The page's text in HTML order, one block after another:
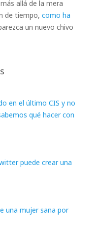
allá de la mera
de tiempo, como ha
un nuevo chivo
en el último CIS y no
qué hacer con
puede crear una
una mujer sana por